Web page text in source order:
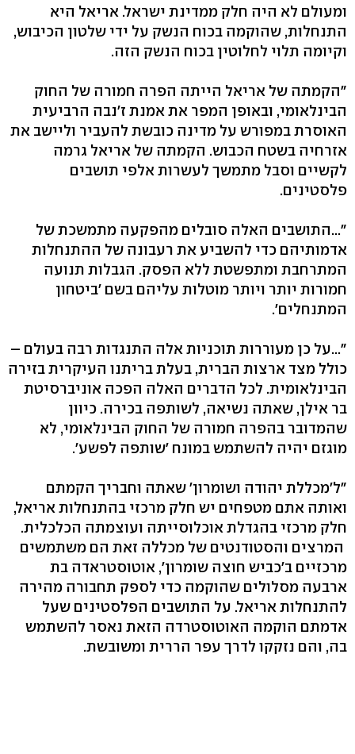
ומעולם לא היה חלק ממדינת ישראל. אריאל היא
התנחלות, שהוקמה בכוח הנשק על ידי שלטון הכיבוש,
וקיומה תלוי לחלוטין בכוח הנשק הזה.
"הקמתה של אריאל הייתה הפרה חמורה של החוק
הבינלאומי, ובאופן המפר את אמנת ז'נבה הרביעית
האוסרת במפורש על מדינה כובשת להעביר וליישב את
אזרחיה בשטח הכבוש. הקמתה של אריאל גרמה
לקשיים וסבל מתמשך לעשרות אלפי תושבים
פלסטינים.
"...התושבים האלה סובלים מהפקעה מתמשכת של
אדמותיהם כדי להשביע את רעבונה של ההתנחלות
המתרחבת ומתפשטת ללא הפסק. הגבלות תנועה
חמורות יותר ויותר מוטלות עליהם בשם 'ביטחון
המתנחלים'.
"...על כן מעוררות תוכניות אלה התנגדות רבה בעולם –
כולל מצד ארצות הברית, בעלת בריתנו העיקרית בזירה
הבינלאומית. לכל הדברים האלה הפכה אוניברסיטת
בר אילן, שאתה נשיאה, לשותפה בכירה. כיוון
שהמדובר בהפרה חמורה של החוק הבינלאומי, לא
מוגזם יהיה להשתמש במונח 'שותפה לפשע'.
"ל'מכללת יהודה ושומרון' שאתה וחבריך הקמתם
ואותה אתם מטפחים יש חלק מרכזי בהתנחלות אריאל,
חלק מרכזי בהגדלת אוכלוסייתה ועוצמתה הכלכלית.
המרצים והסטודנטים של מכללה זאת הם משתמשים
מרכזיים ב'כביש חוצה שומרון', אוטוסטראדה בת
ארבעה מסלולים שהוקמה כדי לספק תחבורה מהירה
להתנחלות אריאל. על התושבים הפלסטינים שעל
אדמתם הוקמה האוטוסטרדה הזאת נאסר להשתמש
בה, והם נזקקו לדרך עפר הררית ומשובשת.